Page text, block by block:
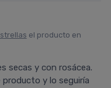
el producto en
secas y con rosácea.
y lo seguiría